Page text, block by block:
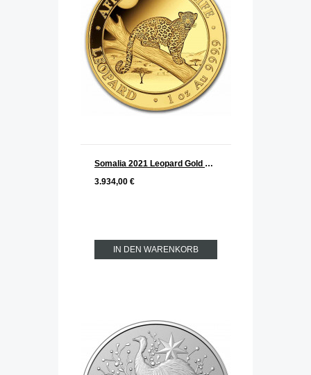
Somalia 2021 Leopard Gold 1 oz
3.934,00 €
IN DEN WARENKORB